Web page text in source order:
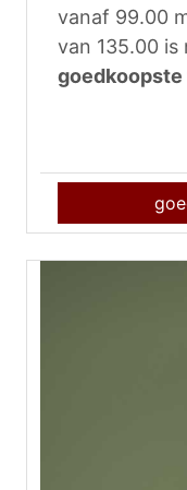
vanaf 99.00
van 135.00 is
goedkoopste